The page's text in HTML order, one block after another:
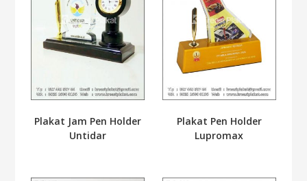
Plakat Jam Pen Holder
Untidar
Plakat Pen Holder
Lupromax